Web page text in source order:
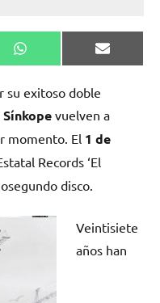
Compartir
en
WhatsApp
en
Email
su exitoso doble
Sínkope vuelven a
momento. El 1 de
Records ‘El
disco.
Veintisiete
años han